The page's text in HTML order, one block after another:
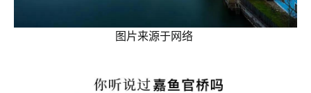
图片来源于网络